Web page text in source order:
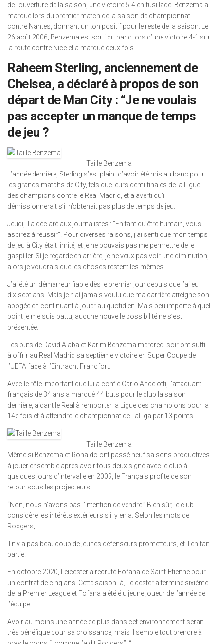
de l’ouverture de la saison, une victoire 5-4 en fusillade. Benzema a
marqué lors du premier match de la saison de championnat
contre Nantes, donnant un ton positif pour le reste de la saison. Le
26 août 2006, Benzema est sorti du banc lors d’une victoire 4-1 sur
la route contre Nice et a marqué deux fois.
Raheem Sterling, anciennement de
Chelsea, a déclaré à propos de son
départ de Man City : “Je ne voulais
pas accepter un manque de temps
de jeu ?
Taille Benzema
L’année dernière, Sterling s’est plaint d’avoir été mis au banc pour
les grands matchs de City, tels que leurs demi-finales de la Ligue
des champions contre le Real Madrid, et a averti qu’il
démissionnerait s’il n’obtenait pas plus de temps de jeu.
Jeudi, il a déclaré aux journalistes : “En tant qu’être humain, vous
aspirez à réussir”. Pour diverses raisons, j’ai senti que mon temps
de jeu à City était limité, et je ne pouvais pas me permettre de le
gaspiller. Si je regarde en arrière, je ne veux pas voir une diminution,
alors je voudrais que les choses restent les mêmes.
J’ai été un démarreur fiable dès le premier jour depuis que j’ai eu
dix-sept ans. Mais je n’ai jamais voulu que ma carrière atteigne son
apogée en continuant à jouer au quotidien. Mais peu importe à quel
point je me suis battu, aucune nouvelle possibilité ne s’est
présentée.
Les buts de David Alaba et Karim Benzema mercredi soir ont suffi
à offrir au Real Madrid sa septième victoire en Super Coupe de
l’UEFA face à l’Eintracht Francfort.
Avec le rôle important que lui a confié Carlo Ancelotti, l’attaquant
français de 34 ans a marqué 44 buts pour le club la saison
dernière, aidant le Real à remporter la Ligue des champions pour la
14e fois et à atteindre le championnat de LaLiga par 13 points.
Taille Benzema
Même si Benzema et Ronaldo ont passé neuf saisons productives
à jouer ensemble après avoir tous deux signé avec le club à
quelques jours d’intervalle en 2009, le Français profite de son
retour sous les projecteurs.
“Non, nous n’avons pas l’intention de vendre.” Bien sûr, le club
considère les intérêts extérieurs s’il y en a. Selon les mots de
Rodgers,
Il n’y a pas beaucoup de jeunes défenseurs prometteurs, et il en fait
partie.
En octobre 2020, Leicester a recruté Fofana de Saint-Etienne pour
un contrat de cinq ans. Cette saison-là, Leicester a terminé sixième
de la Premier League et Fofana a été élu jeune joueur de l’année de
l’équipe.
Avoir au moins une année de plus dans cet environnement serait
très bénéfique pour sa croissance, mais il semble tout prendre à